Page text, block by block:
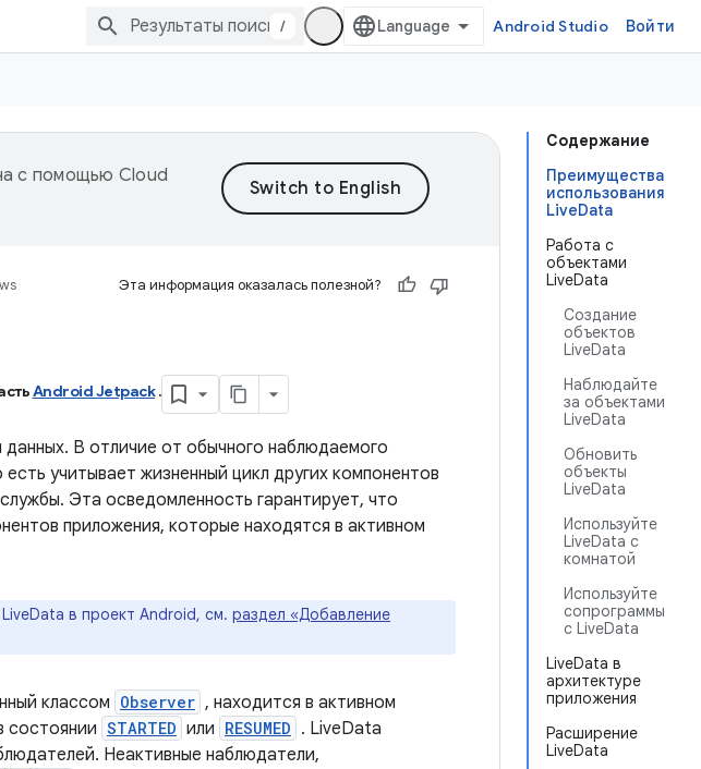
/ Android Studio Войти
Содержание
Преимущества
использования
LiveData
Работа с
объектами
LiveData
Создание
объектов
LiveData
Наблюдайте
за объектами
LiveData
Обновить
объекты
LiveData
Используйте
LiveData с
комнатой
Используйте
сопрограммы
с LiveData
LiveData в
архитектуре
приложения
Расширение
LiveData
с помощью Cloud
Эта информация оказалась полезной?
Android Jetpack .
В отличие от обычного наблюдаемого
учитывает жизненный цикл других компонентов
Эта осведомленность гарантирует, что
приложения, которые находятся в активном
в проект Android, см. раздел «Добавление
классом Observer , находится в активном
состоянии STARTED или RESUMED . LiveData
Неактивные наблюдатели,